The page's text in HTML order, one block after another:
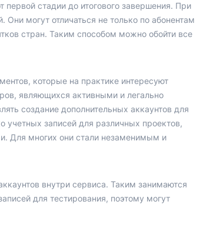
стадии до итогового завершения. При
могут отличаться не только по абонентам
стран. Таким способом можно обойти все
которые на практике интересуют
являющихся активными и легально
создание дополнительных аккаунтов для
учетных записей для различных проектов,
Для многих они стали незаменимым и
внутри сервиса. Таким занимаются
для тестирования, поэтому могут